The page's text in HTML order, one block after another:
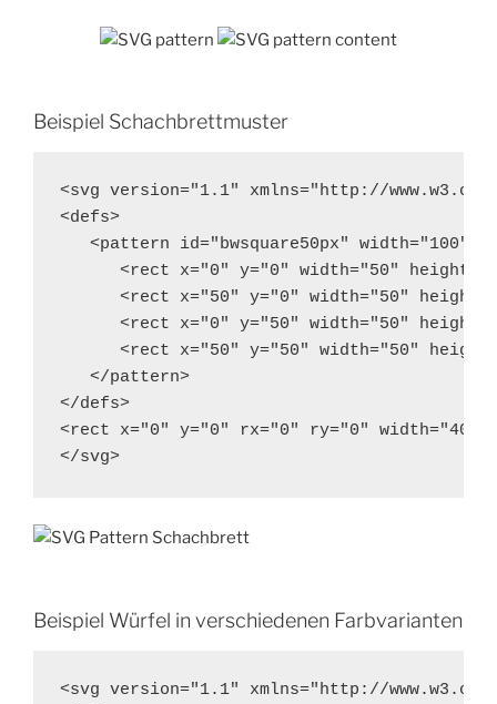
Beispiel Schachbrettmuster
<svg version="1.1" xmlns="http://
<defs>
<pattern id="bwsquare50px" width="100"
<rect x="0" y="0" width="50"
<rect x="50" y="0" width="50"
<rect x="0" y="50" width="50"
<rect x="50" y="50" width="50"
   </pattern>
</defs>
<rect x="0" y="0" rx="0" ry="0"
</svg>
Beispiel Würfel in verschiedenen Farbvarianten
<svg version="1.1" xmlns="http://